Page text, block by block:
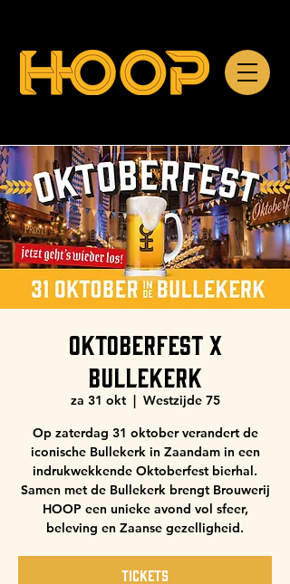
OKTOBERFEST X
BULLEKERK
za 31 okt
  |
Westzijde 75
Op zaterdag 31 oktober verandert de
iconische Bullekerk in Zaandam in een
indrukwekkende Oktoberfest bierhal.
Samen met de Bullekerk brengt Brouwerij
HOOP een unieke avond vol sfeer,
beleving en Zaanse gezelligheid.
TICKETS